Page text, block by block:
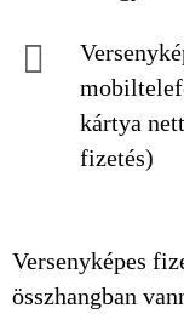
kártya
fizetés)
Versenyképes
összhangban